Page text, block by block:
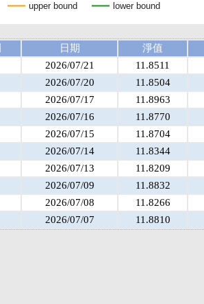
upper bound lower bound
日期
淨值
2026/07/21
11.8511
2026/07/20
11.8504
2026/07/17
11.8963
2026/07/16
11.8770
2026/07/15
11.8704
2026/07/14
11.8344
2026/07/13
11.8209
2026/07/09
11.8832
2026/07/08
11.8266
2026/07/07 11.8810